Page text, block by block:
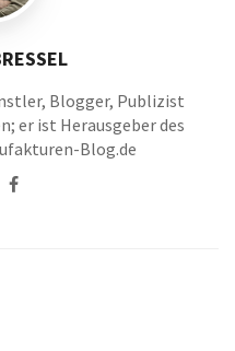
Blogger, Publizist
er ist Herausgeber des
Blog.de
TwitterFacebook